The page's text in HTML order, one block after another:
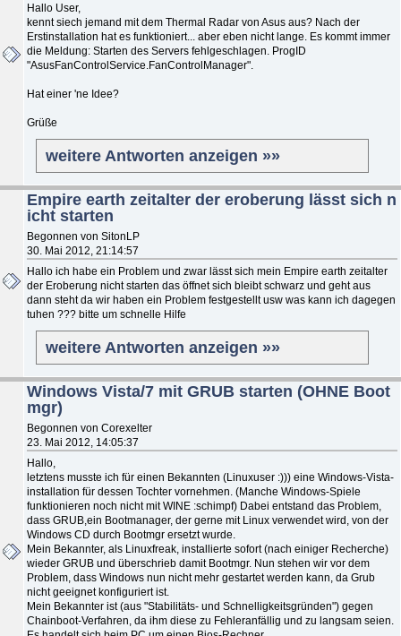
Hallo User,
kennt siech jemand mit dem Thermal Radar von Asus aus? Nach der
Erstinstallation hat es funktioniert... aber eben nicht lange. Es kommt immer
die Meldung: Starten des Servers fehlgeschlagen. ProgID
"AsusFanControlService.FanControlManager".
Hat einer 'ne Idee?
Grüße
weitere Antworten anzeigen »»
Empire earth zeitalter der eroberung lässt sich n
icht starten
Begonnen von SitonLP
30. Mai 2012, 21:14:57
Hallo ich habe ein Problem und zwar lässt sich mein Empire earth zeitalter
der Eroberung nicht starten das öffnet sich bleibt schwarz und geht aus
dann steht da wir haben ein Problem festgestellt usw was kann ich dagegen
tuhen ??? bitte um schnelle Hilfe
weitere Antworten anzeigen »»
Windows Vista/7 mit GRUB starten (OHNE Boot
mgr)
Begonnen von Corexelter
23. Mai 2012, 14:05:37
Hallo,
letztens musste ich für einen Bekannten (Linuxuser :))) eine Windows-Vista-
installation für dessen Tochter vornehmen. (Manche Windows-Spiele
funktionieren noch nicht mit WINE :schimpf) Dabei entstand das Problem,
dass GRUB,ein Bootmanager, der gerne mit Linux verwendet wird, von der
Windows CD durch Bootmgr ersetzt wurde.
Mein Bekannter, als Linuxfreak, installierte sofort (nach einiger Recherche)
wieder GRUB und überschrieb damit Bootmgr. Nun stehen wir vor dem
Problem, dass Windows nun nicht mehr gestartet werden kann, da Grub
nicht geeignet konfiguriert ist.
Mein Bekannter ist (aus "Stabilitäts- und Schnelligkeitsgründen") gegen
Chainboot-Verfahren, da ihm diese zu Fehleranfällig und zu langsam seien.